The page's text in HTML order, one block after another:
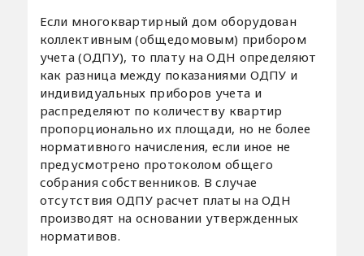
Если многоквартирный дом оборудован
коллективным (общедомовым) прибором
учета (ОДПУ), то плату на ОДН определяют
как разница между показаниями ОДПУ и
индивидуальных приборов учета и
распределяют по количеству квартир
пропорционально их площади, но не более
нормативного начисления, если иное не
предусмотрено протоколом общего
собрания собственников. В случае
отсутствия ОДПУ расчет платы на ОДН
производят на основании утвержденных
нормативов.